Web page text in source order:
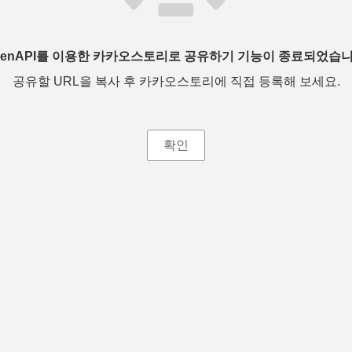
를 이용한 카카오스토리로 공유하기 기능이 종료되었습
공유할 URL을 복사 후 카카오스토리에 직접 등록해 보세요.
확인